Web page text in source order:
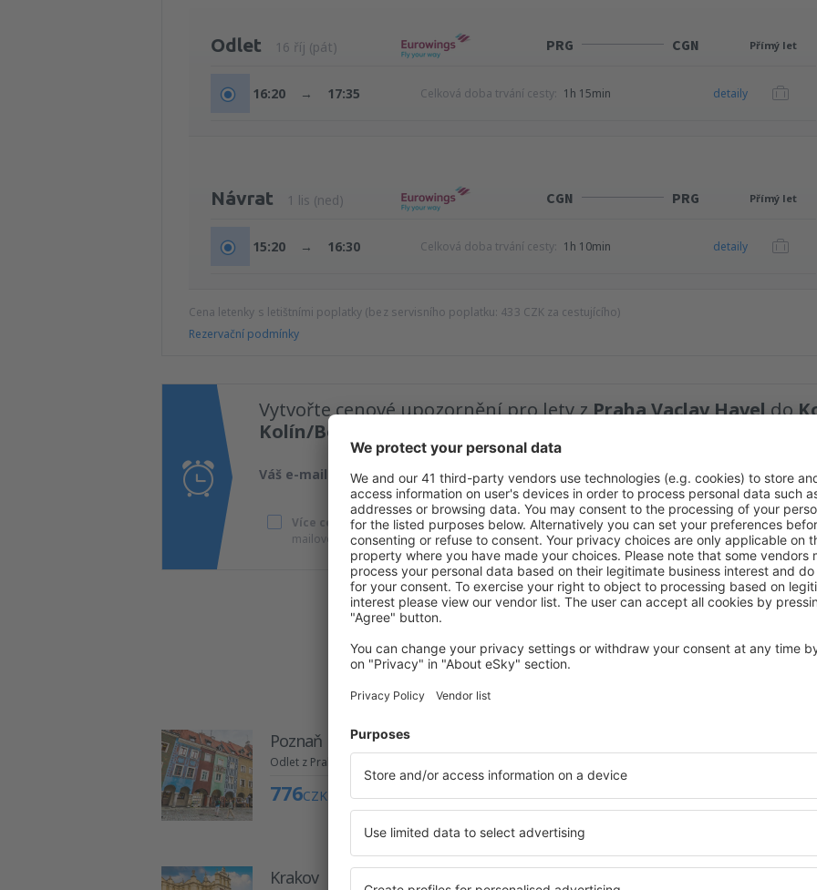
Odlet 16 říj (pát) PRG CGN Přímý let
16:20 → 17:35 Celková doba trvání cesty: 1h 15min detaily
Návrat 1 lis (ned) CGN PRG Přímý let
15:20 → 16:30 Celková doba trvání cesty: 1h 10min detaily
Cena letenky s letištními poplatky (bez servisního poplatku: 433 CZKza cestujícího)
Rezervační podmínky
Vytvořte cenové upozornění pro lety zPraha Vaclav Haveldo
Kolín/Bonn Airport!
Váš e-mail Maximální cena
Více cestování za skvělé ceny v newsletteru.Souhlasím s odběrem marketingových informací
mailovou adresu.
Našli jsme pro Vás další akce
Poznaň
Odlet z Prahy
776CZK
Krakov
825CZK